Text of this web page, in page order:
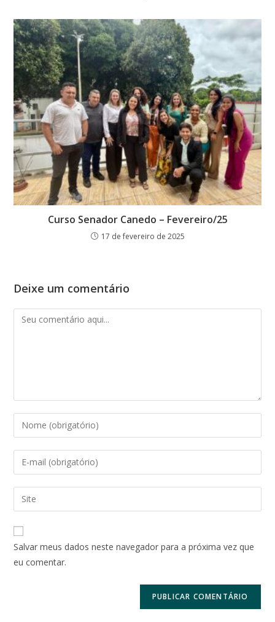
Curso Senador Canedo – Fevereiro/25
17 de fevereiro de 2025
Deixe um comentário
Comentário
Digite
seu
nome
ou
de
usuário
para
comentar
Digite
seu
endereço
de
mail
para
comentar
Digite
o
URL
do
Salvar meus dados neste navegador para a próxima vez que
eu comentar.